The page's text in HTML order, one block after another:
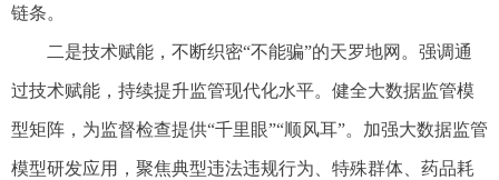
链条。
二是技术赋能，不断织密“不能骗”的天罗地网。强调通
过技术赋能，持续提升监管现代化水平。健全大数据监管模
型矩阵，为监督检查提供“千里眼”“顺风耳”。加强大数据监管
模型研发应用，聚焦典型违法违规行为、特殊群体、药品耗